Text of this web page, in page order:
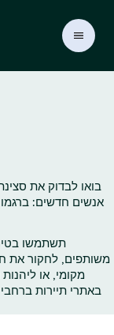
בואו לבדוק את
אנשים חדשים:
תשתמשו
משותפים, לחקור את
מקומי, או
באתרי תיירות